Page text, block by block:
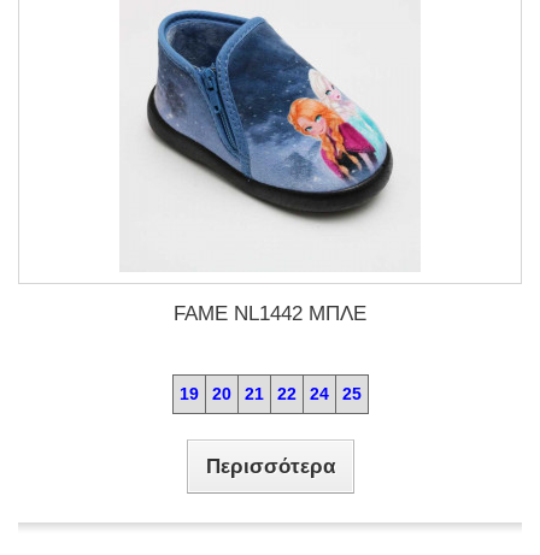
FAME NL1442 ΜΠΛΕ
19 20 21 22 24 25
Περισσότερα